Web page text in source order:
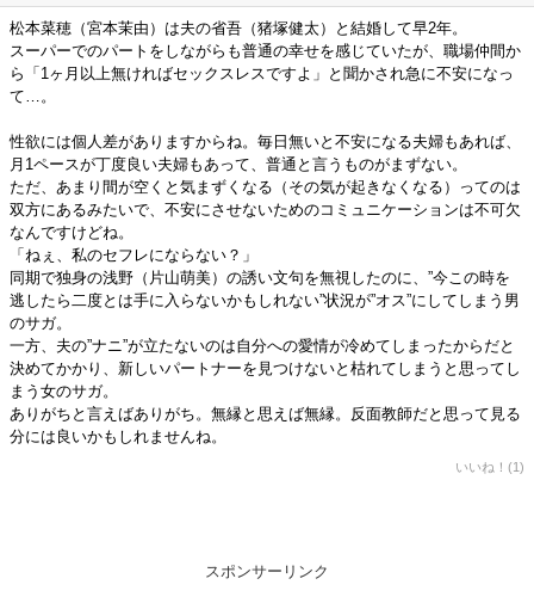
松本菜穂（宮本茉由）は夫の省吾（猪塚健太）と結婚して早2年。
スーパーでのパートをしながらも普通の幸せを感じていたが、職場仲間か
ら「1ヶ月以上無ければセックスレスですよ」と聞かされ急に不安になっ
て…。
性欲には個人差がありますからね。毎日無いと不安になる夫婦もあれば、
月1ペースが丁度良い夫婦もあって、普通と言うものがまずない。
ただ、あまり間が空くと気まずくなる（その気が起きなくなる）ってのは
双方にあるみたいで、不安にさせないためのコミュニケーションは不可欠
なんですけどね。
「ねぇ、私のセフレにならない？」
同期で独身の浅野（片山萌美）の誘い文句を無視したのに、”今この時を
逃したら二度とは手に入らないかもしれない”状況が”オス”にしてしまう男
のサガ。
一方、夫の”ナニ”が立たないのは自分への愛情が冷めてしまったからだと
決めてかかり、新しいパートナーを見つけないと枯れてしまうと思ってし
まう女のサガ。
ありがちと言えばありがち。無縁と思えば無縁。反面教師だと思って見る
分には良いかもしれませんね。
いいね！(1)
スポンサーリンク